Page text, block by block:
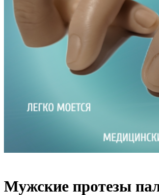
Mужские протезы